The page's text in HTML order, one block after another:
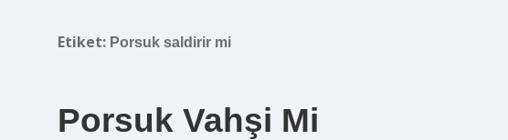
Etiket: Porsuk saldirir mi
Porsuk Vahşi Mi